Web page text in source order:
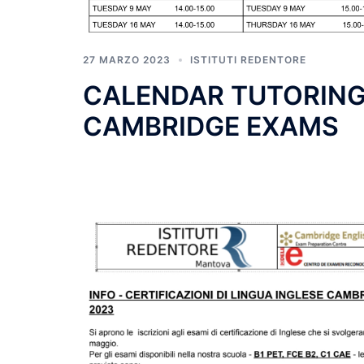
27 MARZO 2023 ISTITUTI REDENTORE
CALENDAR
CAMBRIDGE EXAMS